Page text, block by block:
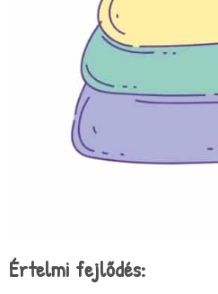
Értelmi fejlődés: